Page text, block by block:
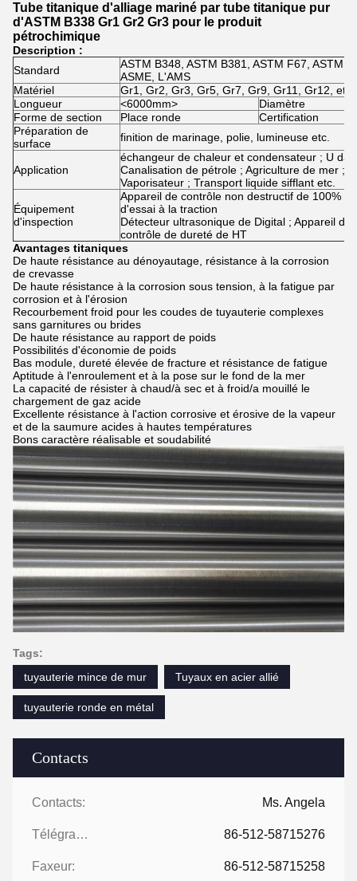
Contacts
Contacts: Ms. Angela
Télégramme: 86-512-58715276
Faxeur: 86-512-58715258
Tube titanique d'alliage mariné par tube titanique pur
d'ASTM B338 Gr1 Gr2 Gr3 pour le produit
pétrochimique
Description :
Standard
ASTM B348, ASTM B381, ASTM F67, ASTM
ASME, L'AMS
Matériel
Gr1, Gr2, Gr3, Gr5, Gr7, Gr9, Gr11, Gr12, etc.
Longueur
<6000mm>
Diamètre
Forme de section
Place ronde
Certification
Préparation de
surface
finition de marinage, polie, lumineuse etc.
Application
échangeur de chaleur et condensateur ; U
Canalisation de pétrole ; Agriculture de mer ;
Vaporisateur ; Transport liquide sifflant etc.
Équipement
d'inspection
Appareil de contrôle non destructif de 100% ;
d'essai à la traction
Détecteur ultrasonique de Digital ; Appareil
contrôle de dureté de HT
Avantages titaniques
De haute résistance au dénoyautage, résistance à la corrosion
de crevasse
De haute résistance à la corrosion sous tension, à la fatigue par
corrosion et à l'érosion
Recourbement froid pour les coudes de tuyauterie complexes
sans garnitures ou brides
De haute résistance au rapport de poids
Possibilités d'économie de poids
Bas module, dureté élevée de fracture et résistance de fatigue
Aptitude à l'enroulement et à la pose sur le fond de la mer
La capacité de résister à chaud/à sec et à froid/a mouillé le
chargement de gaz acide
Excellente résistance à l'action corrosive et érosive de la vapeur
et de la saumure acides à hautes températures
Bons caractère réalisable et soudabilité
Tags:
tuyauterie mince de mur
Tuyaux en acier allié
tuyauterie ronde en métal